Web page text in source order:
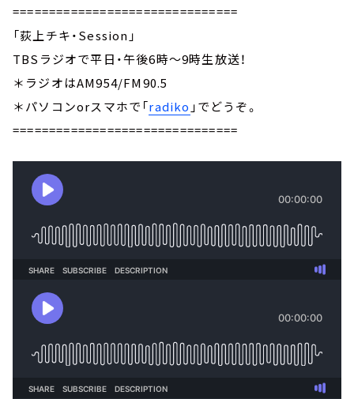
===============================
「荻上チキ・Session」
TBSラジオで平日・午後6時～9時生放送！
＊ラジオはAM954/FM90.5
＊パソコンorスマホで「radiko 」でどうぞ。
===============================